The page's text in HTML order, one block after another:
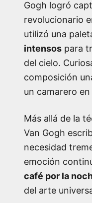
Gogh logró
revolucionario
utilizó una
intensos para
del cielo.
composición
un camarero
Más allá de la
Van Gogh
necesidad
emoción
café por la
del arte